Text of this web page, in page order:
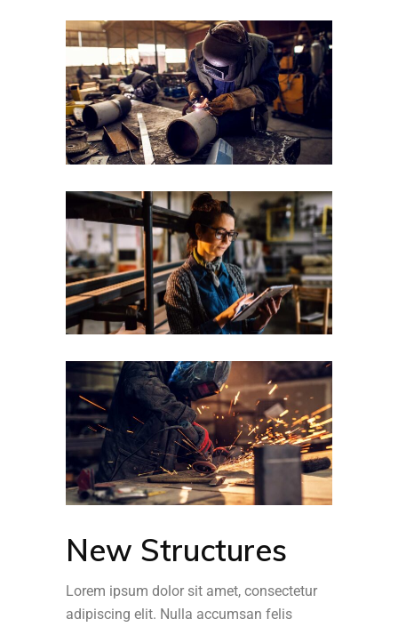
New Structures
Lorem ipsum dolor sit amet, consectetur
adipiscing elit. Nulla accumsan felis